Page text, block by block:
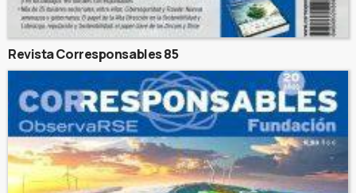
Revista Corresponsables 85